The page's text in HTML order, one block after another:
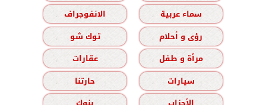
سماء عربية
الانفوجراف
رؤى و أحلام
توك شو
مرأة و طفل
عقارات
سيارات
حارتنا